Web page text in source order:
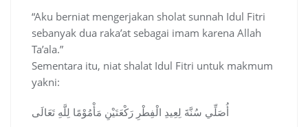
“Aku berniat mengerjakan sholat sunnah Idul Fitri
sebanyak dua raka’at sebagai imam karena Allah
Ta’ala.”
Sementara itu, niat shalat Idul Fitri untuk makmum
yakni:
أُصَلِّي سُنَّةَ لِعِيدِ الْفِطْرِ رَكْعَتَيْنِ مَأْمُوْمًا لِلَّهِ تَعَالَى